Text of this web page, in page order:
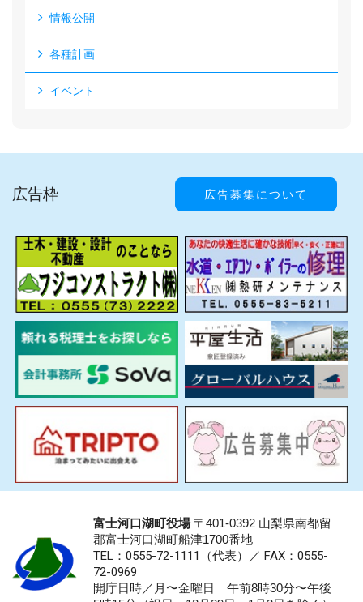
情報公開
各種計画
イベント
広告枠 広告募集について
富士河口湖町役場〒401-0392 山梨県南都留
郡富士河口湖町船津1700番地
TEL：0555-72-1111 （代表）／ FAX：0555-
72-0969
開庁日時／月〜金曜日 午前8時30分〜午後